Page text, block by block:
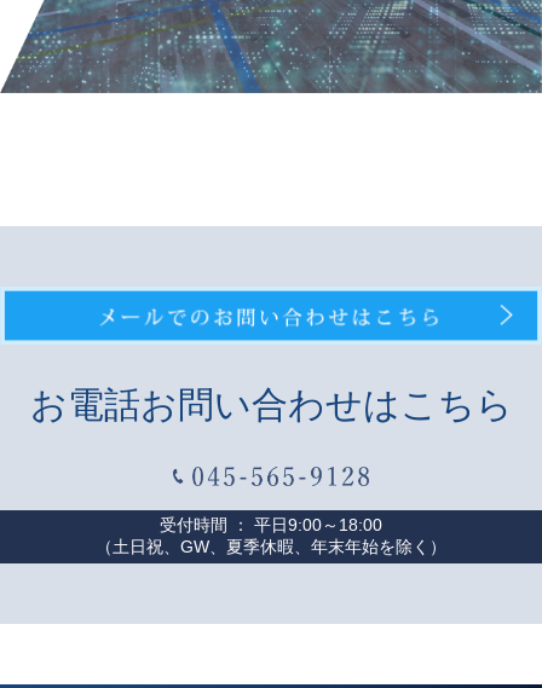
お電話お問い合わせはこちら
受付時間 ： 平日9:00～18:00
（土日祝、GW、夏季休暇、年末年始を除く）